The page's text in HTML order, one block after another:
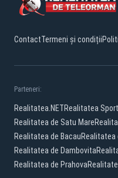
ContactTermeni și condiții
Parteneri:
Realitatea.NETRealitatea
Realitatea de Satu Mare
Realitatea de BacauRealitatea
Realitatea de Dambovita
Realitatea de Prahova